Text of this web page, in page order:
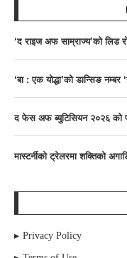
‘द राइज अफ साम्राज्य’काे लिड
‘बा : एक योद्धा’को डान्सिङ नम्बर
द फेस अफ ब्युटिसियन २०२६ काे
मास्टर्नीकाे ट्रेलरमा शक्तिकाे
Privacy Policy